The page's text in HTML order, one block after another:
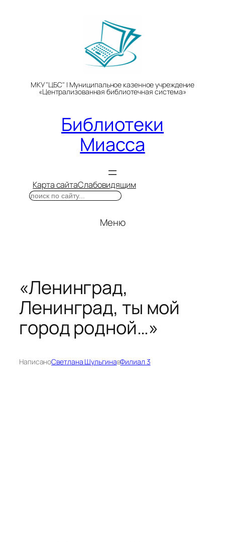
МКУ "ЦБС" | Муниципальное казенное учреждение
«Централизованная библиотечная система»
Библиотеки
Миасса
Карта сайтаСлабовидящим
Поиск
Меню
«Ленинград,
Ленинград, ты мой
город родной…»
НаписаноСветлана ШульгинавФилиал 3